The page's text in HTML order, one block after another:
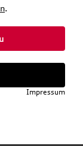
.
Impressum